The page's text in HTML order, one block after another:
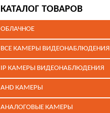
КАТАЛОГ ТОВАРОВ
ОБЛАЧНОЕ
ВСЕ КАМЕРЫ ВИДЕОНАБЛЮДЕНИЯ
IP КАМЕРЫ ВИДЕОНАБЛЮДЕНИЯ
AHD КАМЕРЫ
АНАЛОГОВЫЕ КАМЕРЫ